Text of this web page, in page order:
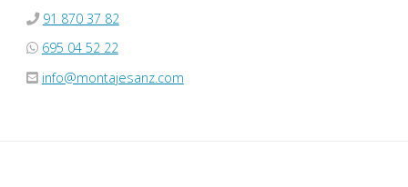
91 870 37 82
695 04 52 22
info@montajesanz.com